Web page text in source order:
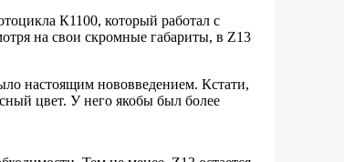
К1100, который работал с
на свои скромные габариты, в Z13
настоящим нововведением. Кстати,
цвет. У него якобы был более